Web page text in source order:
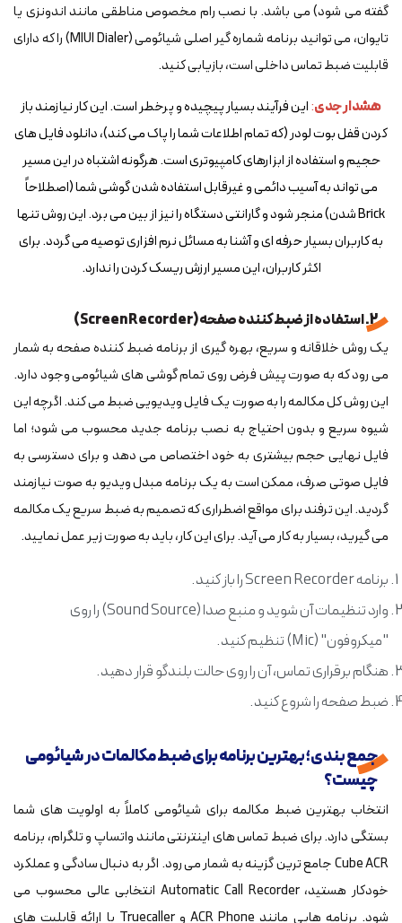
گفته می شود) می باشد. با نصب رام مخصوص مناطقی مانند اندونزی یا
تایوان، می توانید برنامه شماره گیر اصلی شیائومی (MIUI Dialer) را که دارای
قابلیت ضبط تماس داخلی است، بازیابی کنید.
هشدار جدی:این فرآیند بسیار پیچیده و پرخطر است. این کار نیازمند باز
کردن قفل بوت لودر (که تمام اطلاعات شما را پاک می کند)، دانلود فایل های
حجیم و استفاده از ابزارهای کامپیوتری است. هرگونه اشتباه در این مسیر
می تواند به آسیب دائمی و غیرقابل استفاده شدن گوشی شما (اصطلاحاً
Brick شدن) منجر شود و گارانتی دستگاه را نیز از بین می برد. این روش تنها
به کاربران بسیار حرفه ای و آشنا به مسائل نرم افزاری توصیه می گردد. برای
اکثر کاربران، این مسیر ارزش ریسک کردن را ندارد.
2. استفاده از ضبط کننده صفحه (Screen Recorder)
یک روش خلاقانه و سریع، بهره گیری از برنامه ضبط کننده صفحه به شمار
می رود که به صورت پیش فرض روی تمام گوشی های شیائومی وجود دارد.
این روش کل مکالمه را به صورت یک فایل ویدیویی ضبط می کند. اگرچه این
شیوه سریع و بدون احتیاج به نصب برنامه جدید محسوب می شود؛ اما
فایل نهایی حجم بیشتری به خود اختصاص می دهد و برای دسترسی به
فایل صوتی صرف، ممکن است به یک برنامه مبدل ویدیو به صوت نیازمند
گردید. این ترفند برای مواقع اضطراری که تصمیم به ضبط سریع یک مکالمه
می گیرید، بسیار به کار می آید. برای این کار، باید به صورت زیر عمل نمایید.
برنامه Screen Recorder را باز کنید.
وارد تنظیمات آن شوید و منبع صدا (Sound Source) را روی
"میکروفون" (Mic) تنظیم کنید.
هنگام برقراری تماس، آن را روی حالت بلندگو قرار دهید.
ضبط صفحه را شروع کنید.
جمع بندی؛ بهترین برنامه برای ضبط مکالمات در شیائومی
چیست؟
انتخاب بهترین ضبط مکالمه برای شیائومی کاملاً به اولویت های شما
بستگی دارد. برای ضبط تماس های اینترنتی مانند واتساپ و تلگرام، برنامه
Cube ACR جامع ترین گزینه به شمار می رود. اگر به دنبال سادگی و عملکرد
خودکار هستید، Automatic Call Recorder انتخابی عالی محسوب می
شود. برنامه هایی مانند ACR Phone و Truecaller با ارائه قابلیت های